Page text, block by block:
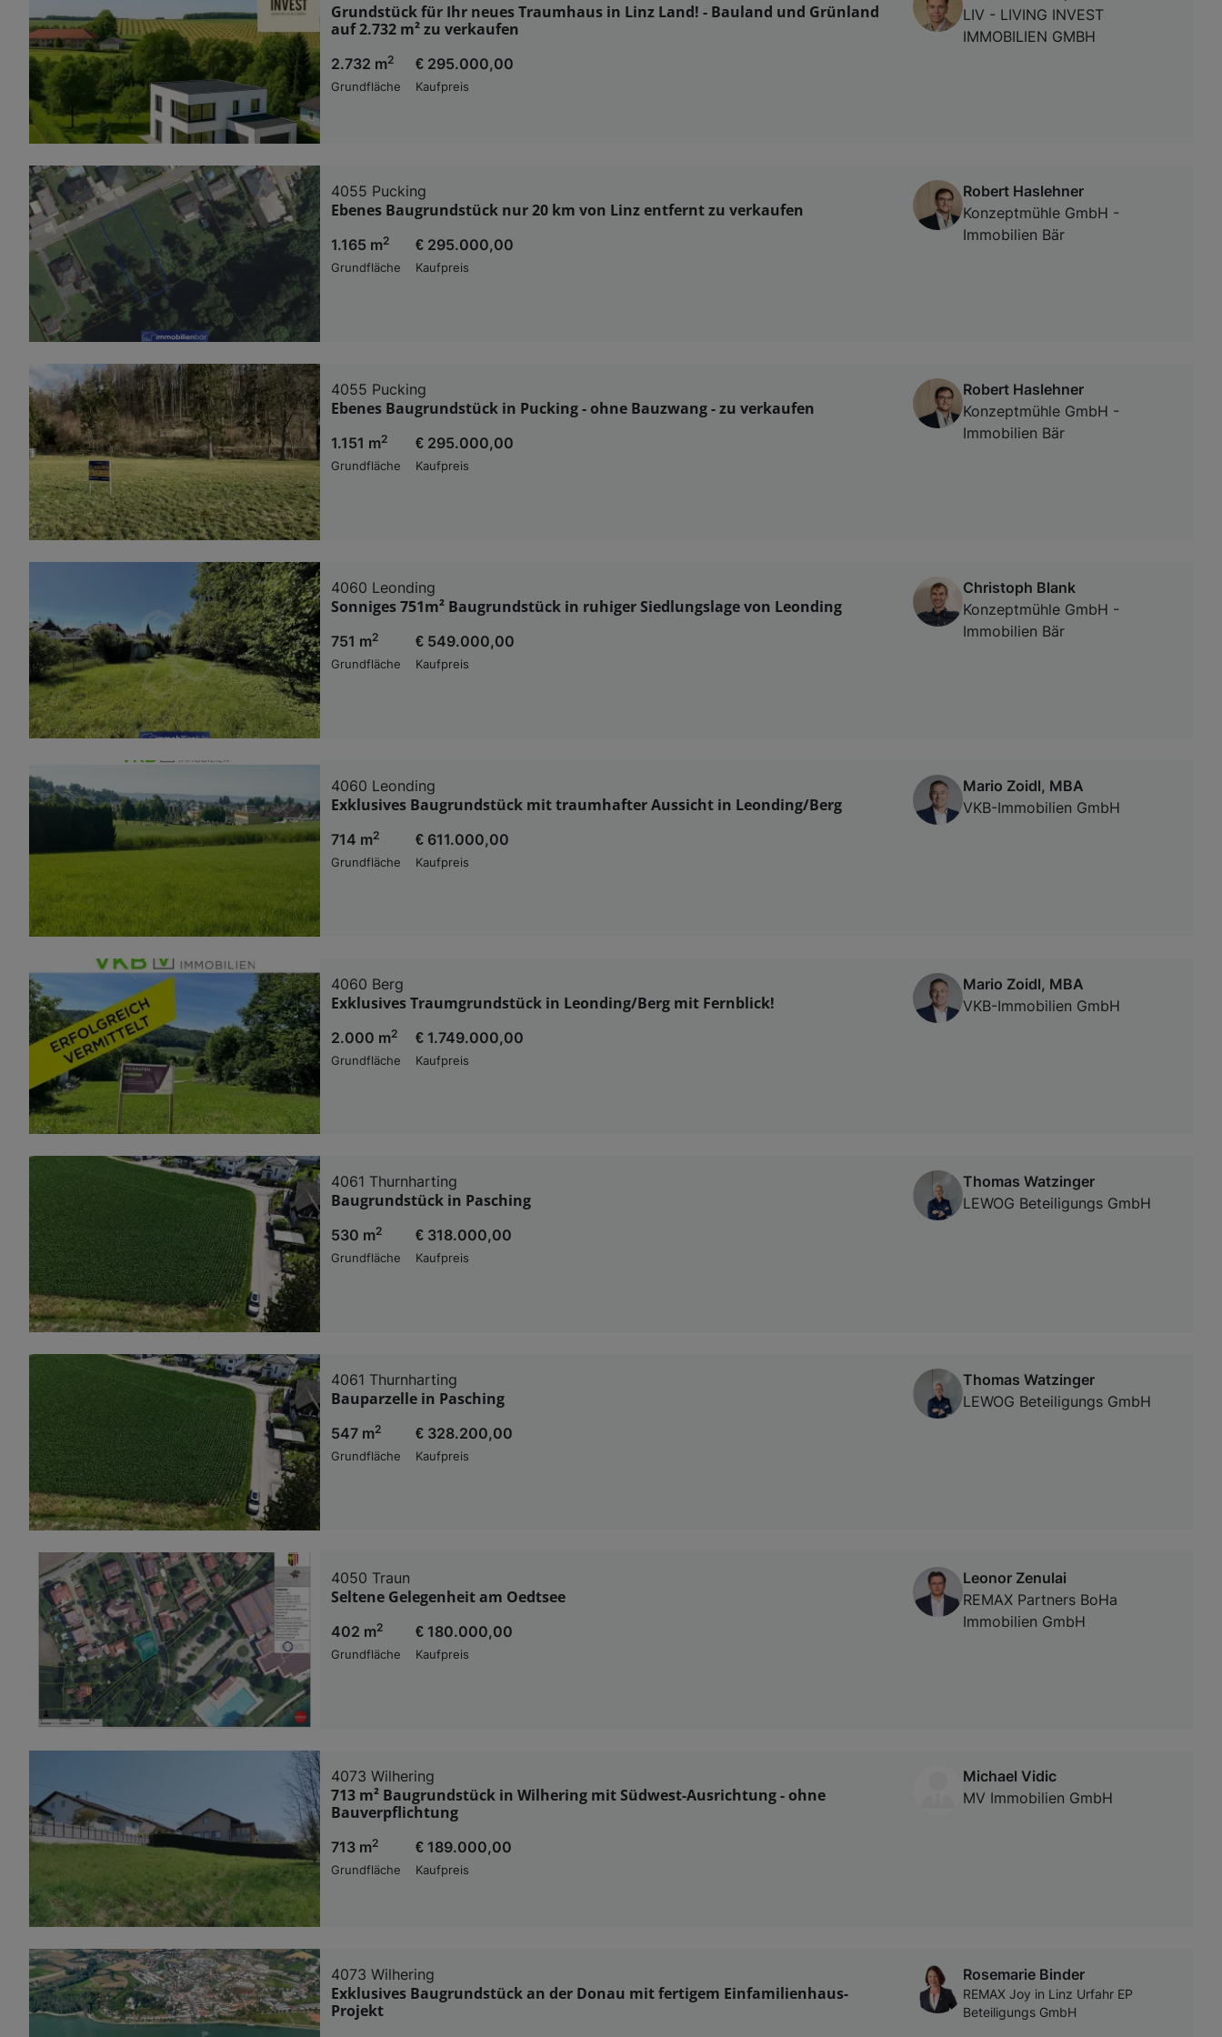
Grundstück für Ihr neues Traumhaus in Linz Land! - Bauland und Grünland
auf 2.732 m² zu verkaufen
2.732 m2
Grundfläche
€ 295.000,00
Kaufpreis
LIV - LIVING INVEST
IMMOBILIEN GMBH
4055 Pucking
Ebenes Baugrundstück nur 20 km von Linz entfernt zu verkaufen
1.165 m2
Grundfläche
€ 295.000,00
Kaufpreis
Robert Haslehner
Konzeptmühle GmbH -
Immobilien Bär
4055 Pucking
Ebenes Baugrundstück in Pucking - ohne Bauzwang - zu verkaufen
1.151 m2
Grundfläche
€ 295.000,00
Kaufpreis
Robert Haslehner
Konzeptmühle GmbH -
Immobilien Bär
4060 Leonding
Sonniges 751m² Baugrundstück in ruhiger Siedlungslage von Leonding
751 m2
Grundfläche
€ 549.000,00
Kaufpreis
Christoph Blank
Konzeptmühle GmbH -
Immobilien Bär
4060 Leonding
Exklusives Baugrundstück mit traumhafter Aussicht in Leonding/Berg
714 m2
Grundfläche
€ 611.000,00
Kaufpreis
Mario Zoidl, MBA
VKB-Immobilien GmbH
4060 Berg
Exklusives Traumgrundstück in Leonding/Berg mit Fernblick!
2.000 m2
Grundfläche
€ 1.749.000,00
Kaufpreis
Mario Zoidl, MBA
VKB-Immobilien GmbH
4061 Thurnharting
Baugrundstück in Pasching
530 m2
Grundfläche
€ 318.000,00
Kaufpreis
Thomas Watzinger
LEWOG Beteiligungs GmbH
4061 Thurnharting
Bauparzelle in Pasching
547 m2
Grundfläche
€ 328.200,00
Kaufpreis
Thomas Watzinger
LEWOG Beteiligungs GmbH
4050 Traun
Seltene Gelegenheit am Oedtsee
402 m2
Grundfläche
€ 180.000,00
Kaufpreis
Leonor Zenulai
REMAX Partners BoHa
Immobilien GmbH
4073 Wilhering
713 m² Baugrundstück in Wilhering mit Südwest-Ausrichtung - ohne
Bauverpflichtung
713 m2
Grundfläche
€ 189.000,00
Kaufpreis
Michael Vidic
MV Immobilien GmbH
4073 Wilhering
Exklusives Baugrundstück an der Donau mit fertigem Einfamilienhaus-
Projekt
Rosemarie Binder
REMAX Joy in Linz Urfahr EP
Beteiligungs GmbH